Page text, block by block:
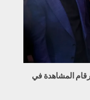
المشاهدة في